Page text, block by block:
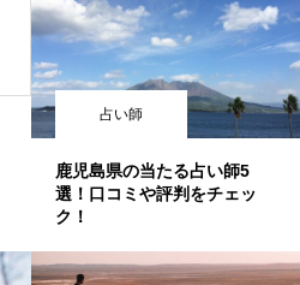
占い師
鹿児島県の当たる占い師5
選！口コミや評判をチェッ
ク！